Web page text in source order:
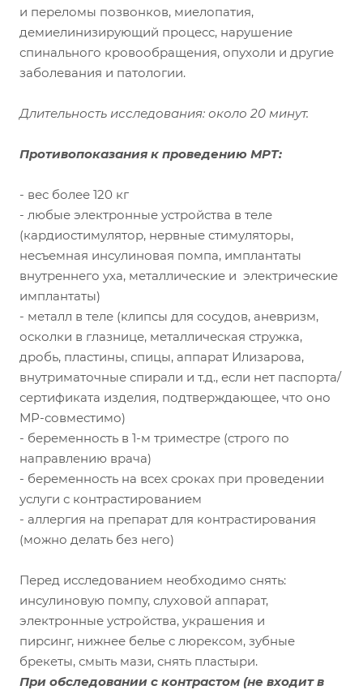
и переломы позвонков, миелопатия,
демиелинизирующий процесс, нарушение
спинального кровообращения, опухоли и другие
заболевания и патологии.
Длительность исследования: около 20 минут.
Противопоказания к проведению МРТ:
- вес более 120 кг
- любые электронные устройства в теле
(кардиостимулятор, нервные стимуляторы,
несъемная инсулиновая помпа, имплантаты
внутреннего уха, металлические и электрические
имплантаты)
- металл в теле (клипсы для сосудов, аневризм,
осколки в глазнице, металлическая стружка,
дробь, пластины, спицы, аппарат Илизарова,
внутриматочные спирали и т.д., если нет паспорта/
сертификата изделия, подтверждающее, что оно
МР-совместимо)
- беременность в 1-м триместре (строго по
направлению врача)
- беременность на всех сроках при проведении
услуги с контрастированием
- аллергия на препарат для контрастирования
(можно делать без него)
Перед исследованием необходимо снять:
инсулиновую помпу, слуховой аппарат,
электронные устройства, украшения и
пирсинг, нижнее белье с люрексом, зубные
брекеты, смыть мази, снять пластыри.
При обследовании с контрастом (не входит в